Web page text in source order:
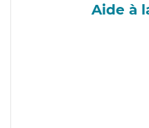
Aide à